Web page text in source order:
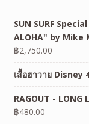
SUN SURF
ALOHA" by Mike
฿2,750.00
เสื้อฮาวาย Disney
RAGOUT - LONG
฿480.00